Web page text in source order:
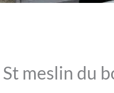
meslin du